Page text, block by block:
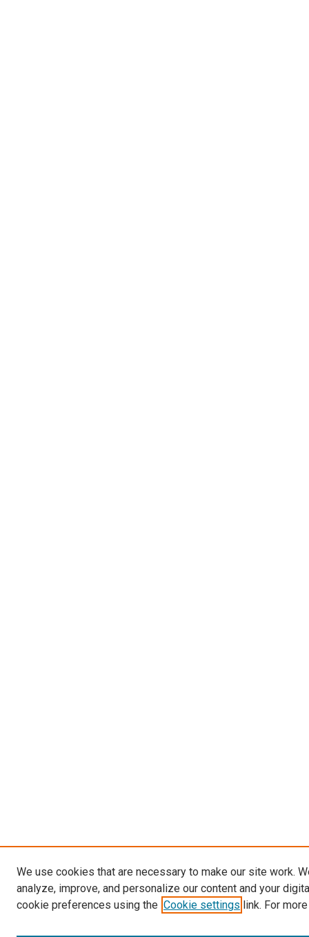
We use cookies that are necessary to make our site work.
analyze, improve, and personalize our content and your
cookie preferences using the Cookie settings link. For